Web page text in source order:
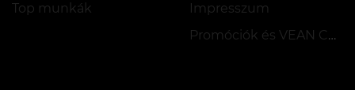
Top munkák
Impresszum
Promóciók és VEAN COINS szabályzata